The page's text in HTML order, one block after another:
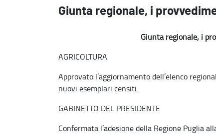
Giunta regionale, i provvedimenti della seduta del 14 aprile -
Giunta regionale, i
Giunta regionale, i
AGRICOLTURA
Approvato l’aggiornamento dell’elenco
nuovi esemplari censiti.
GABINETTO DEL PRESIDENTE
Confermata l’adesione della Regione Puglia